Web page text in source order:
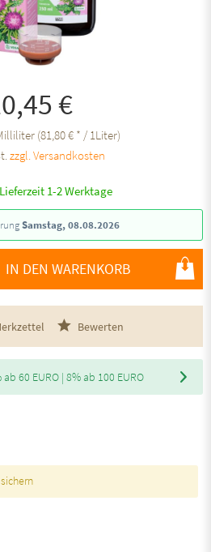
€
(81,80 € * / 1Liter)
zzgl. Versandkosten
1-2 Werktage
Samstag, 08.08.2026
IN DEN WARENKORB
Bewerten
ab 60 EURO | 8% ab 100 EURO